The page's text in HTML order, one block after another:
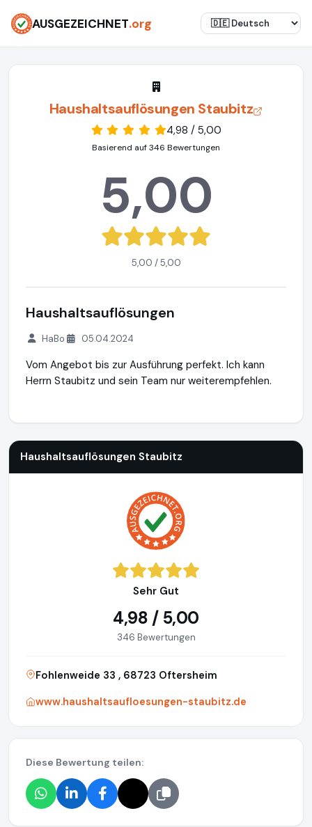
AUSGEZEICHNET.org
Haushaltsauflösungen Staubitz
4,98 / 5,00
Basierend auf 346 Bewertungen
5,00
5,00 / 5,00
Haushaltsauflösungen
HaBo 05.04.2024
Vom Angebot bis zur Ausführung perfekt. Ich kann
Herrn Staubitz und sein Team nur weiterempfehlen.
Haushaltsauflösungen Staubitz
Sehr Gut
4,98 / 5,00
346 Bewertungen
Fohlenweide 33 , 68723 Oftersheim
www.haushaltsaufloesungen-staubitz.de
Diese Bewertung teilen: